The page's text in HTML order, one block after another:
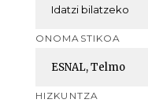
ONOMASTIKOA
HIZKUNTZA